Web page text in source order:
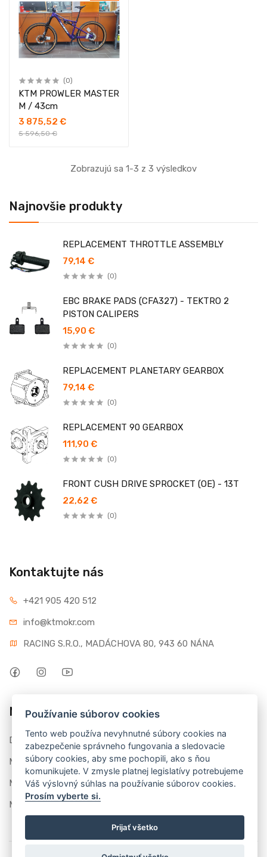
Najnovšie produkty
REPLACEMENT THROTTLE ASSEMBLY
79,14 €
(0)
EBC BRAKE PADS (CFA327) - TEKTRO 2
PISTON CALIPERS
15,90 €
(0)
REPLACEMENT PLANETARY GEARBOX
79,14 €
(0)
REPLACEMENT 90 GEARBOX
111,90 €
(0)
FRONT CUSH DRIVE SPROCKET (OE) - 13T
22,62 €
(0)
(0)
KTM PROWLER MASTER
M / 43cm
3 875,52 €
5 596,50 €
Zobrazujú sa 1-3 z 3 výsledkov
Kontaktujte nás
+421 905 420 512
info@ktmokr.com
RACING S.R.O., MADÁCHOVA 80, 943 60 NÁNA
Môj účet
Dashboard
Moje objednávky
Moje recenzie
Môj profil
Používanie súborov cookies
Tento web používa nevyhnutné súbory cookies na
zabezpečenie správneho fungovania a sledovacie
súbory cookies, aby sme pochopili, ako s ňou
komunikujete. V zmysle platnej legislatívy potrebujeme
Váš výslovný súhlas na používanie súborov cookies.
Prosím vyberte si.
Prijať všetko